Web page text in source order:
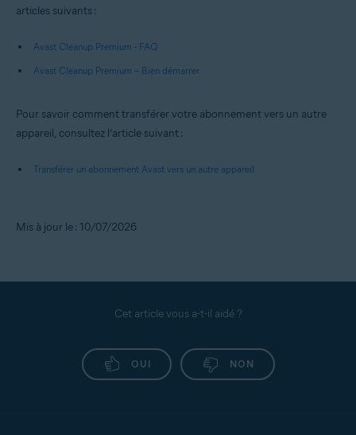
articles suivants :
Avast Cleanup Premium - FAQ
Avast Cleanup Premium – Bien démarrer
Pour savoir comment transférer votre abonnement vers un autre
appareil, consultez l’article suivant :
Transférer un abonnement Avast vers un autre appareil
Mis à jour le : 10/07/2026
Cet article vous a-t-il aidé ?
OUI NON